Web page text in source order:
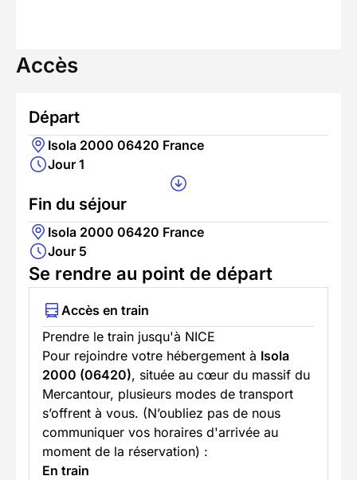
Accès
Départ
Isola 2000 06420 France
Jour 1
Fin du séjour
Isola 2000 06420 France
Jour 5
Se rendre au point de départ
Accès en train
Prendre le train jusqu'à NICE
Pour rejoindre votre hébergement à Isola
2000 (06420), située au cœur du massif du
Mercantour, plusieurs modes de transport
s’offrent à vous. (N’oubliez pas de nous
communiquer vos horaires d'arrivée au
moment de la réservation) :
En train